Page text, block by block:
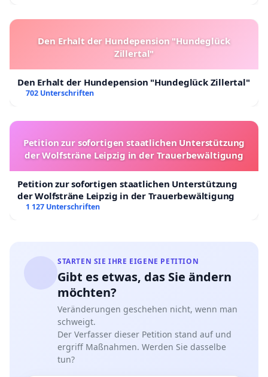
Den Erhalt der Hundepension "Hundeglück
Zillertal"
Den Erhalt der Hundepension "Hundeglück Zillertal"
702 Unterschriften
Petition zur sofortigen staatlichen Unterstützung
der Wolfsträne Leipzig in der Trauerbewältigung
Petition zur sofortigen staatlichen Unterstützung
der Wolfsträne Leipzig in der Trauerbewältigung
1 127 Unterschriften
STARTEN SIE IHRE EIGENE PETITION
Gibt es etwas, das Sie ändern
möchten?
Veränderungen geschehen nicht, wenn man
schweigt.
Der Verfasser dieser Petition stand auf und
ergriff Maßnahmen. Werden Sie dasselbe
tun?